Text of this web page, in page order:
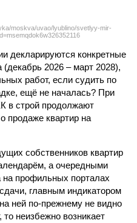
moskva/uvao/lyublino/svetlyy-mir-
декларируются конкретные
2026 – март 2028),
работ, если судить по
ещё не началась? При
в строй продолжают
продаже квартир на
собственников квартир
а очередными
профильных порталах
главным индикатором
ней по-прежнему не видно
неизбежно возникает